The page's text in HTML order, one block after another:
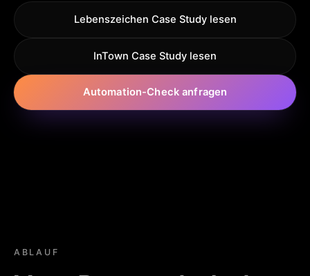
Lebenszeichen Case Study lesen
InTown Case Study lesen
Automation-Check anfragen
ABLAUF